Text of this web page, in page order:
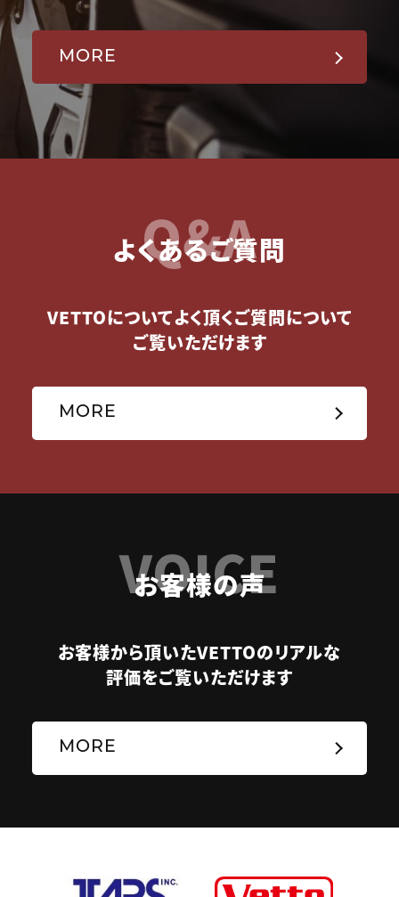
MORE
Q&A
よくあるご質問
VETTOについてよく頂くご質問について
ご覧いただけます
MORE
VOICE
お客様の声
お客様から頂いたVETTOのリアルな
評価をご覧いただけます
MORE